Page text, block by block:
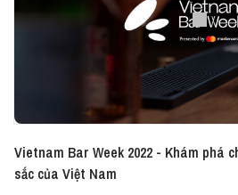
Vietnam Bar Week 2022 - Khám phá
sắc của Việt Nam